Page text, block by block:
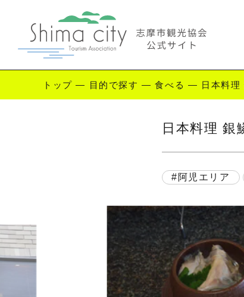
Enjoy Shima
トップ — 目的で探す —食べる — 日本料理
日本料理 銀
阿児エリア